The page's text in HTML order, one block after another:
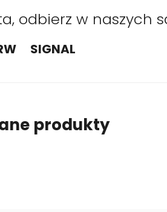
odbierz w naszych
SIGNAL
produkty